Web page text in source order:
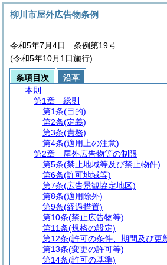
柳川市屋外広告物条例
令和5年7月4日 条例第19号
(令和5年10月1日施行)
条項目次
沿革
本則
第1章
総則
第1条(目的)
第2条(定義)
第3条(責務)
第4条(適用上の注意)
第2章
屋外広告物等の制限
第5条(禁止地域等及び禁止物件)
第6条(許可地域等)
第7条(広告景観協定地区)
第8条(適用除外)
第9条(経過措置)
第10条(禁止広告物等)
第11条(規格の設定)
第12条(許可の条件、期間及び更
第13条(変更の許可等)
第14条(許可の基準)